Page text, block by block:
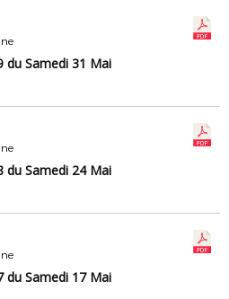
du Samedi 31 Mai
du Samedi 24 Mai
du Samedi 17 Mai